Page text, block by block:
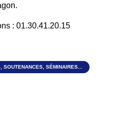
: 01.30.41.20.15
SÉMINAIRES...